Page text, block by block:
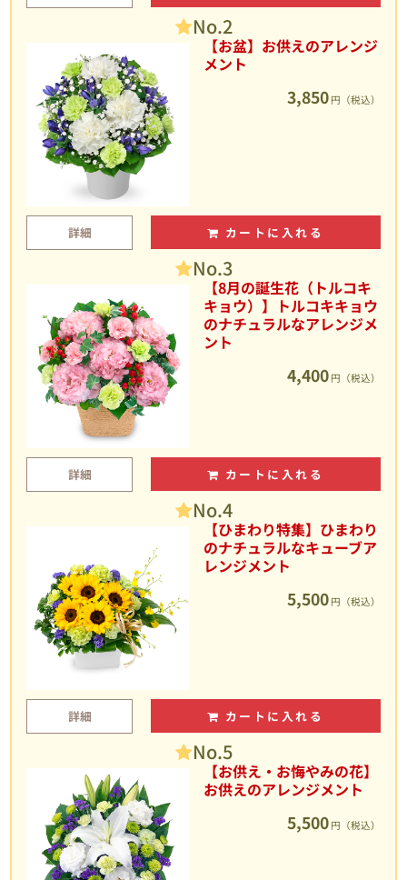
No.2
【お盆】お供えのアレンジ
メント
3,850 円（税込）
詳細 カートに入れる
No.3
【8月の誕生花（トルコキ
キョウ）】トルコキキョウ
のナチュラルなアレンジメ
ント
4,400 円（税込）
詳細 カートに入れる
No.4
【ひまわり特集】ひまわり
のナチュラルなキューブア
レンジメント
5,500 円（税込）
詳細 カートに入れる
No.5
【お供え・お悔やみの花】
お供えのアレンジメント
5,500 円（税込）